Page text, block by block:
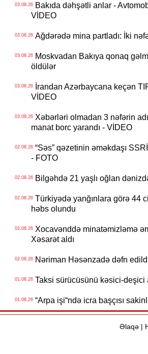
03.08.26Bakıda dəhşətli anlar -
VİDEO
03.08.26Ağdərədə mina partladı: İki
03.08.26Moskvadan Bakıya qonaq
öldülər
03.08.26İrandan Azərbaycana keçən
VİDEO
03.08.26Xəbərləri olmadan 3 nəfərin
manat borc yarandı - VİDEO
02.08.26“Səs” qəzetinin əməkdaşı
- FOTO
02.08.26Bilgəhdə 21 yaşlı oğlan
02.08.26Türkiyədə yanğınlara görə 44
həbs olundu
02.08.26Xocavənddə minatəmizləmə
Xəsarət aldı
02.08.26Nəriman Həsənzadə dəfn
01.08.26Taksi sürücüsünü kəsici-deşici
01.08.26“Arpa işi“ndə icra başçısı
Əlaqə|